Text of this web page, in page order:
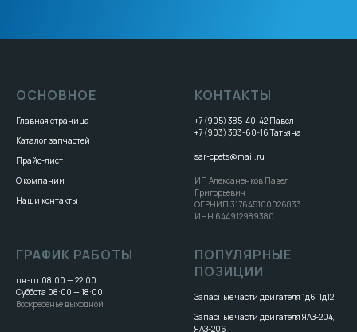
ОСНОВНОЕ
Главная страница
Каталог запчастей
Прайс-лист
О компании
Наши контакты
КОНТАКТЫ
+7 (905) 385-40-42 Павел
+7 (903) 383-60-16Татьяна
sar-cpets@mail.ru
ИП Алексаненков Павел
Григорьевич
ОГРНИП 317645100026833
ИНН 644912989380
ГРАФИК РАБОТЫ
пн-пт 08:00 — 22:00
Суббота 08:00 — 18:00
Воскресенье выходной
ПОПУЛЯРНЫЕ
ПОЗИЦИИ
Запасные части двигателя 1д6, 1д12
Запасные части двигателя ЯАЗ-204,
ЯАЗ-206